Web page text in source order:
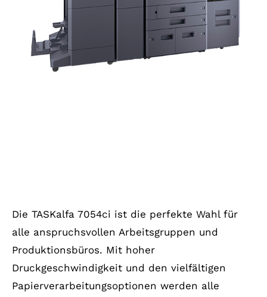
Die TASKalfa 7054ci ist die perfekte Wahl für
alle anspruchsvollen Arbeitsgruppen und
Produktionsbüros. Mit hoher
Druckgeschwindigkeit und den vielfältigen
Papierverarbeitungsoptionen werden alle